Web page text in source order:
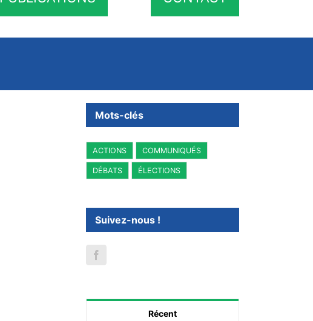
Mots-clés
ACTIONS COMMUNIQUÉS
DÉBATS ÉLECTIONS
Suivez-nous !
Récent